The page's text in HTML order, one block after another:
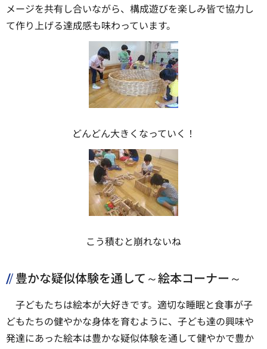
メージを共有し合いながら、構成遊びを楽しみ皆で協力し
て作り上げる達成感も味わっています。
どんどん大きくなっていく！
こう積むと崩れないね
豊かな疑似体験を通して～絵本コーナー～
子どもたちは絵本が大好きです。適切な睡眠と食事が子
どもたちの健やかな身体を育むように、子ども達の興味や
発達にあった絵本は豊かな疑似体験を通して健やかで豊か